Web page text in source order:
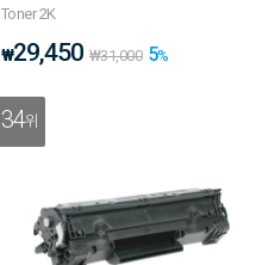
Toner 2K
₩29,450 ₩31,000 5%
34위